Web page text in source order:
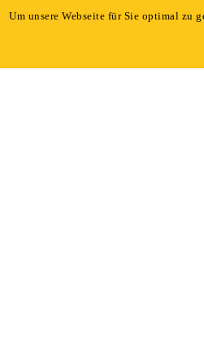
+49 221 - 96 47 66-0
Um unsere Webseite für Sie optimal zu